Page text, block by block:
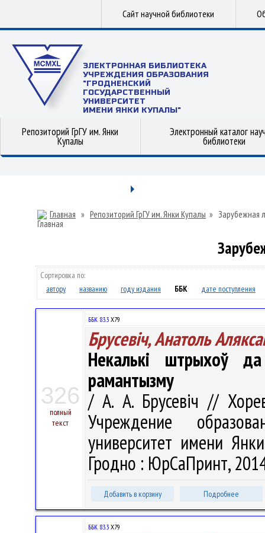
Сайт научной библиотеки
ЭЛЕКТРОННАЯ БИБЛИОТЕКА
УЧРЕЖДЕНИЯ ОБРАЗОВАНИЯ
"ГРОДНЕНСКИЙ
ГОСУДАРСТВЕННЫЙ
УНИВЕРСИТЕТ
ИМЕНИ ЯНКИ КУПАЛЫ"
Репозиторий ГрГУ им. Янки
Купалы
Электронный каталог
библиотеки
Главная » Репозиторий ГрГУ им. Янки Купалы » Зарубежная
Сортировка по:
автору
названию году издания ББК дате поступления
326
полный
текст
ББК 83.3 Х79
Брусевіч, Анатоль
Некалькі штрыхоў да
рамантызму
/ А. А. Брусевіч //
Учреждение
университет имени
Гродно : ЮрСаПринт,
Добавить в корзину Подробнее
ББК 83.3 Х79